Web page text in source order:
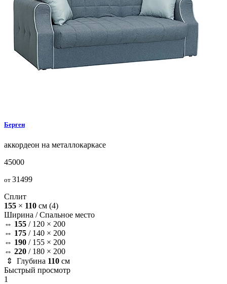
Берген
аккордеон на металлокаркасе
45000
от 31499
Сплит
155 × 110 см (4)
Ширина /Спальное место
⇔ 155 / 120 × 200
⇔ 175 / 140 × 200
⇔ 190 / 155 × 200
⇔ 220 / 180 × 200
⇕ Глубина 110 см
Быстрый просмотр
1